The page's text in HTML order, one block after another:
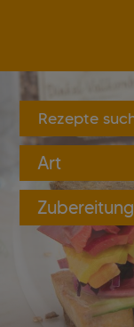
Art
Zubereitung